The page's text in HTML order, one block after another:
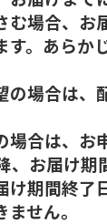
む場合、お
す。あらか
場合は、
合は、お
、お届け期
け期間終了
せん。